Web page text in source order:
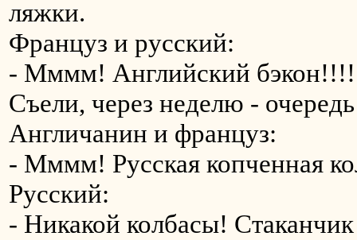
ляжки.
Француз и русский:
- Мммм! Английский бэкон!!!!
Съели, через неделю -
Англичанин и француз:
- Мммм! Русская копченная
Русский:
- Никакой колбасы!